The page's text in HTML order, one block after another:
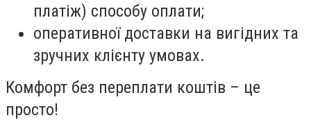
платіж) способу оплати;
оперативної доставки на вигідних та
зручних клієнту умовах.
Комфорт без переплати коштів – це
просто!